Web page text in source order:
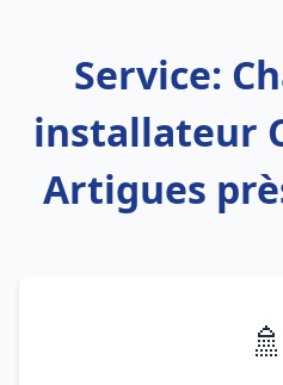
Service:
installateur
Artigues
🚿